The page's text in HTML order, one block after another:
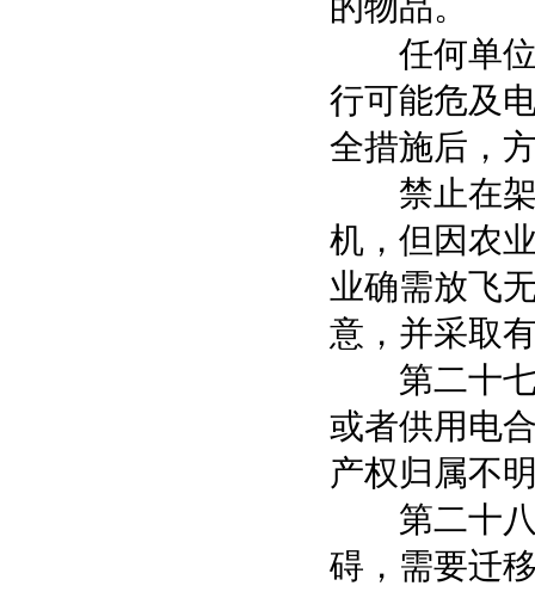
任何单位
行可能危及
全措施后，
禁止在架
机，但因农
业确需放飞
意，并采取
第二十七
或者供用电
产权归属不
第二十八
碍，需要迁